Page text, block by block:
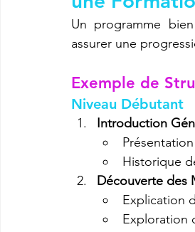
Un programme
assurer une
Exemple de
Niveau Débutant
Introduction
Historique
Découverte des
Explication
Exploration